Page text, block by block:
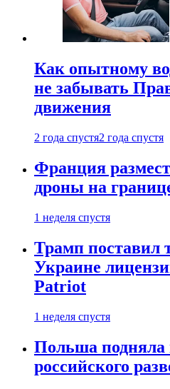
Как опытному
не забывать
движения
2 года спустя2 года спустя
Франция
дроны на
1 неделя спустя
Трамп поставил
Украине
Patriot
1 неделя спустя
Польша подняла
российского